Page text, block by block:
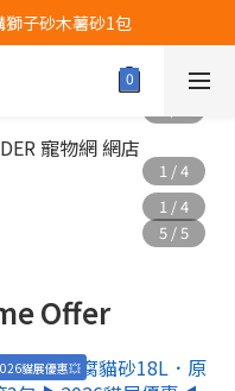
即點擊火速搶購
獅子砂木薯砂1包
即點擊火速搶購
Offer
貓展優惠💥